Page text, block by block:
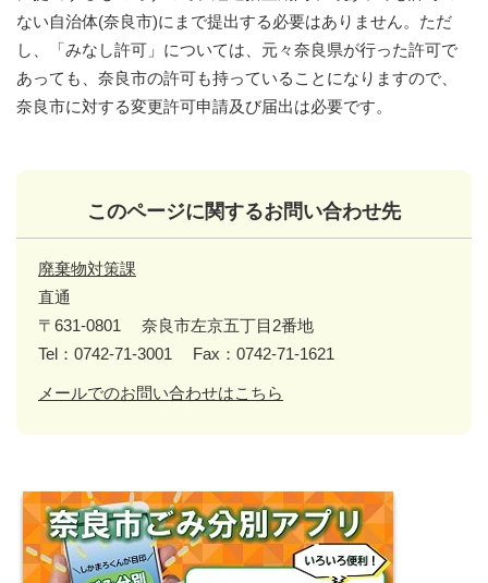
ない自治体(奈良市)にまで提出する必要はありません。ただ
し、「みなし許可」については、元々奈良県が行った許可で
あっても、奈良市の許可も持っていることになりますので、
奈良市に対する変更許可申請及び届出は必要です。
このページに関するお問い合わせ先
廃棄物対策課
直通
〒631-0801
奈良市左京五丁目2番地
Tel：0742-71-3001
Fax：0742-71-1621
メールでのお問い合わせはこちら